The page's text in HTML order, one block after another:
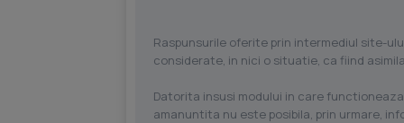
Raspunsurile oferite prin intermediul site-
considerate, in nici o situatie, ca fiind
Datorita insusi modului in care
amanuntita nu este posibila, prin urmare,